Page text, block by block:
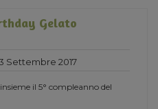
Gelato
Settembre 2017
il 5° compleanno del